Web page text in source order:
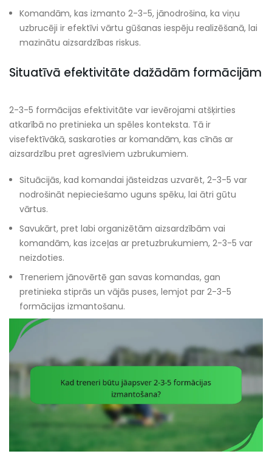
Komandām, kas izmanto 2-3-5, jānodrošina, ka viņu
uzbrucēji ir efektīvi vārtu gūšanas iespēju realizēšanā, lai
mazinātu aizsardzības riskus.
Situatīvā efektivitāte dažādām formācijām
2-3-5 formācijas efektivitāte var ievērojami atšķirties
atkarībā no pretinieka un spēles konteksta. Tā ir
visefektīvākā, saskaroties ar komandām, kas cīnās ar
aizsardzību pret agresīviem uzbrukumiem.
Situācijās, kad komandai jāsteidzas uzvarēt, 2-3-5 var
nodrošināt nepieciešamo uguns spēku, lai ātri gūtu
vārtus.
Savukārt, pret labi organizētām aizsardzībām vai
komandām, kas izceļas ar pretuzbrukumiem, 2-3-5 var
neizdoties.
Treneriem jānovērtē gan savas komandas, gan
pretinieka stiprās un vājās puses, lemjot par 2-3-5
formācijas izmantošanu.